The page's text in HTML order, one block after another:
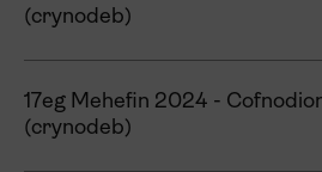
(crynodeb)
17eg Mehefin 2024 - Cofnodion ARAC
(crynodeb)